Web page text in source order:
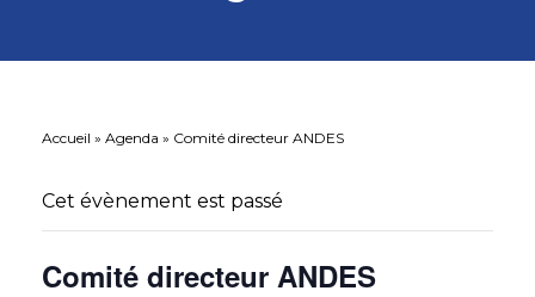
Accueil » Agenda » Comité directeur ANDES
Cet évènement est passé
Comité directeur ANDES